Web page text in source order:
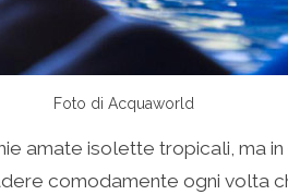
Foto di Acquaworld
amate isolette tropicali, ma
comodamente ogni volta